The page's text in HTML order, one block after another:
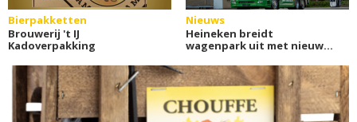
Bierpakketten
Brouwerij 't IJ
Kadoverpakking
Nieuws
Heineken breidt
wagenpark uit met nieuwe